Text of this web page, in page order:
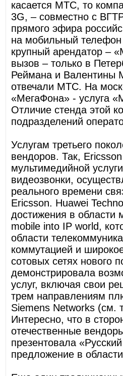
касается МТС, то
3G, – совместно с
прямого эфира
на мобильный
крупный арендатор –
вызов – только в
Реймана и Валентины
отвечали МТС. На
«МегаФона» - услуга
Отличие стенда этой
подразделений
Услугам третьего
вендоров. Так,
мультимедийной
видеозвонки,
реального времени
Ericsson. Huawei
достижения в области
mobile into IP world,
области
коммутацией и
сотовых сетях нового
демонстрировала
услуг, включая свои
трем направлениям
Siemens Networks (см.
Интересно, что в
отечественные
презентовала
предложение в